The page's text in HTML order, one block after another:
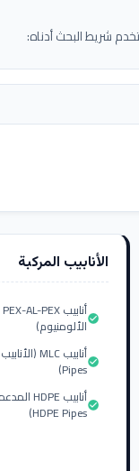
شريط البحث أدناه:
الأنابيب المركبة
الألومنيوم)check_circle
Pipes)check_circle
HDPE Pipes)check_circle